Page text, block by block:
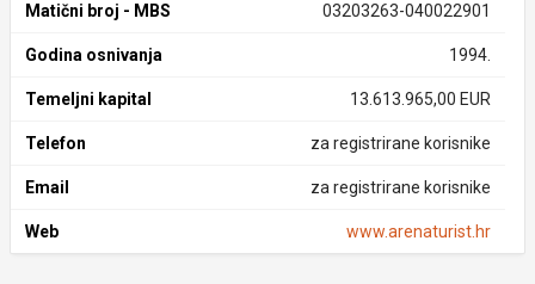
Matični broj - MBS 03203263-040022901
Godina osnivanja 1994.
Temeljni kapital 13.613.965,00 EUR
Telefon za registrirane korisnike
Email za registrirane korisnike
Web www.arenaturist.hr